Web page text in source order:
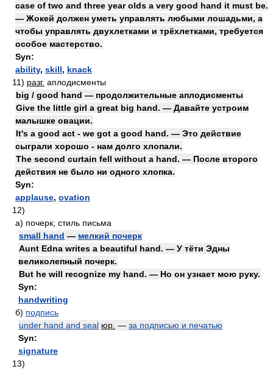
case of two and three year olds a very good hand it must be.
— Жокей должен уметь управлять любыми лошадьми, а
чтобы управлять двухлетками и трёхлетками, требуется
особое мастерство.
Syn:
ability, skill, knack
11) разг. аплодисменты
big / good hand — продолжительные аплодисменты
Give the little girl a great big hand. — Давайте устроим
малышке овации.
It's a good act - we got a good hand. — Это действие
сыграли хорошо - нам долго хлопали.
The second curtain fell without a hand. — После второго
действия не было ни одного хлопка.
Syn:
applause, ovation
12)
а) почерк; стиль письма
small hand — мелкий почерк
Aunt Edna writes a beautiful hand. — У тёти Эдны
великолепный почерк.
But he will recognize my hand. — Но он узнает мою руку.
Syn:
handwriting
б) подпись
under hand and seal юр. — за подписью и печатью
Syn:
signature
13)